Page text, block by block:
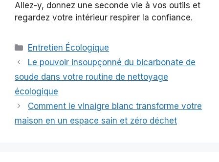
Allez-y, donnez une seconde vie à vos outils et
regardez votre intérieur respirer la confiance.
Catégories
Entretien Écologique
Le pouvoir insoupçonné du bicarbonate de
soude dans votre routine de nettoyage
écologique
Comment le vinaigre blanc transforme votre
maison en un espace sain et zéro déchet